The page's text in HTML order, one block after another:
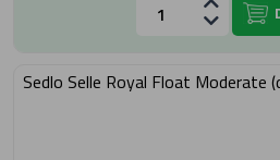
Sedlo Selle Royal Float Moderate